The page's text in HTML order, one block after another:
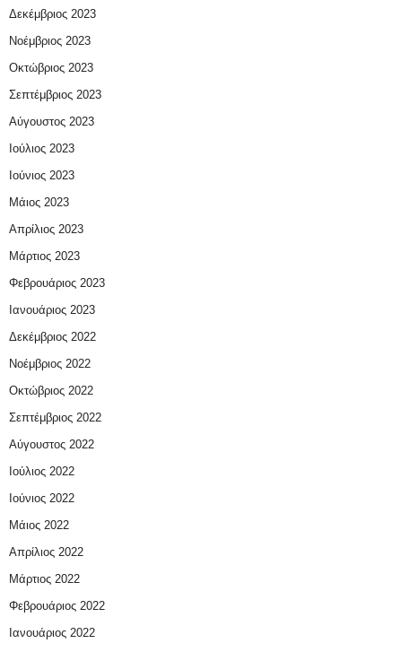
Δεκέμβριος 2023
Νοέμβριος 2023
Οκτώβριος 2023
Σεπτέμβριος 2023
Αύγουστος 2023
Ιούλιος 2023
Ιούνιος 2023
Μάιος 2023
Απρίλιος 2023
Μάρτιος 2023
Φεβρουάριος 2023
Ιανουάριος 2023
Δεκέμβριος 2022
Νοέμβριος 2022
Οκτώβριος 2022
Σεπτέμβριος 2022
Αύγουστος 2022
Ιούλιος 2022
Ιούνιος 2022
Μάιος 2022
Απρίλιος 2022
Μάρτιος 2022
Φεβρουάριος 2022
Ιανουάριος 2022